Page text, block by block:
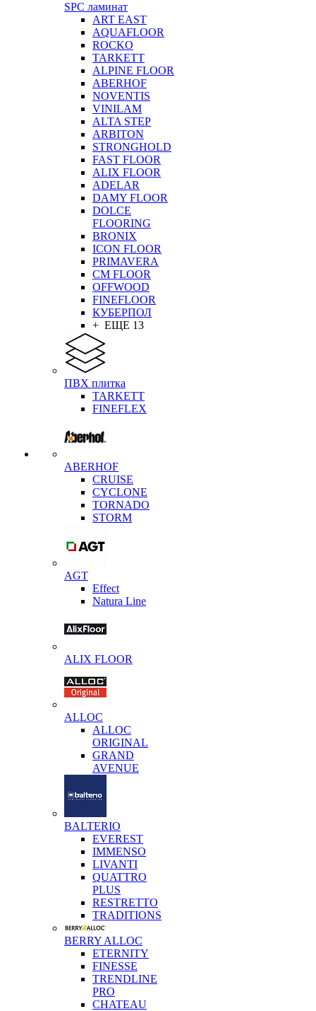
SPC ламинат
ART EAST
AQUAFLOOR
ROCKO
TARKETT
ALPINE FLOOR
ABERHOF
NOVENTIS
VINILAM
ALTA STEP
ARBITON
STRONGHOLD
FAST FLOOR
ALIX FLOOR
ADELAR
DAMY FLOOR
DOLCE
FLOORING
BRONIX
ICON FLOOR
PRIMAVERA
CM FLOOR
OFFWOOD
FINEFLOOR
КУБЕРПОЛ
+ ЕЩЕ 13
ПВХ плитка
TARKETT
FINEFLEX
ABERHOF
CRUISE
CYCLONE
TORNADO
STORM
AGT
Effect
Natura Line
ALIX FLOOR
ALLOC
ALLOC
ORIGINAL
GRAND
AVENUE
BALTERIO
EVEREST
IMMENSO
LIVANTI
QUATTRO
PLUS
RESTRETTO
TRADITIONS
BERRY ALLOC
ETERNITY
FINESSE
TRENDLINE
PRO
CHATEAU